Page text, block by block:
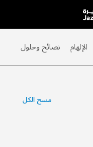
الإلهام نصائح وحلول
مسح الكل